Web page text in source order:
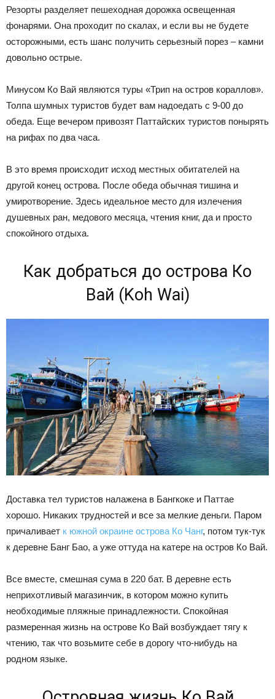
Резорты разделяет пешеходная дорожка освещенная
фонарями. Она проходит по скалах, и если вы не будете
осторожными, есть шанс получить серьезный порез – камни
довольно острые.
Минусом Ко Вай являются туры «Трип на остров кораллов».
Толпа шумных туристов будет вам надоедать с 9-00 до
обеда. Еще вечером привозят Паттайских туристов понырять
на рифах по два часа.
В это время происходит исход местных обитателей на
другой конец острова. После обеда обычная тишина и
умиротворение. Здесь идеальное место для излечения
душевных ран, медового месяца, чтения книг, да и просто
спокойного отдыха.
Как добраться до острова Ко
Вай (Koh Wai)
Доставка тел туристов налажена в Бангкоке и Паттае
хорошо. Никаких трудностей и все за мелкие деньги. Паром
причаливает к южной окраине острова Ко Чанг, потом тук-тук
к деревне Банг Бао, а уже оттуда на катере на остров Ко Вай.
Все вместе, смешная сума в 220 бат. В деревне есть
неприхотливый магазинчик, в котором можно купить
необходимые пляжные принадлежности. Спокойная
размеренная жизнь на острове Ко Вай возбуждает тягу к
чтению, так что возьмите себе в дорогу что-нибудь на
родном языке.